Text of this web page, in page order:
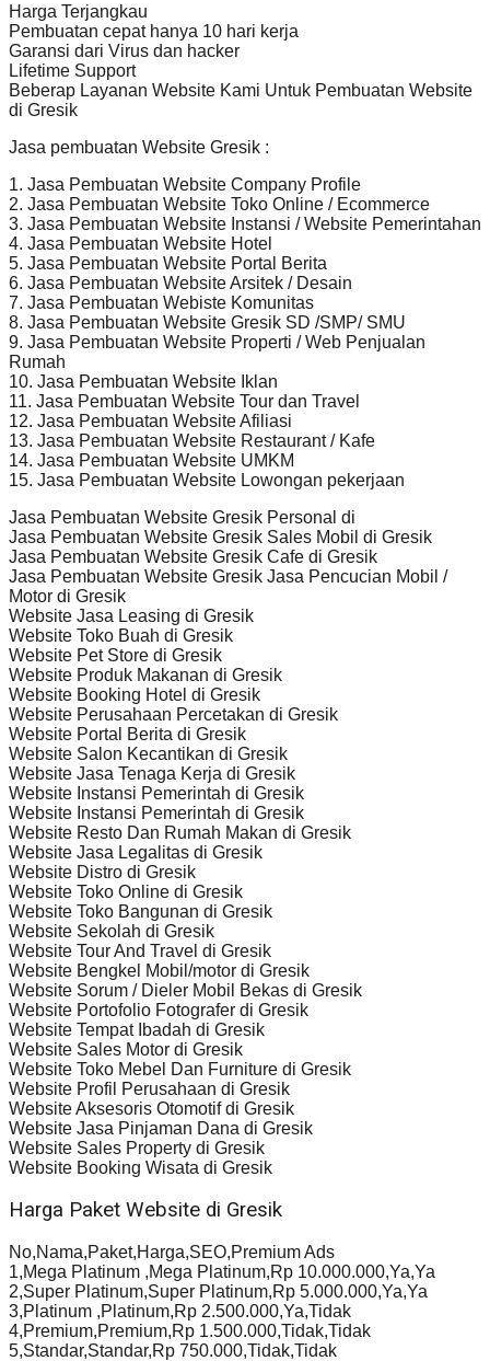
Harga Terjangkau
Pembuatan cepat hanya 10 hari kerja
Garansi dari Virus dan hacker
Lifetime Support
Beberap Layanan Website Kami Untuk Pembuatan Website
di Gresik
Jasa pembuatan Website Gresik :
1. Jasa Pembuatan Website Company Profile
2. Jasa Pembuatan Website Toko Online / Ecommerce
3. Jasa Pembuatan Website Instansi / Website Pemerintahan
4. Jasa Pembuatan Website Hotel
5. Jasa Pembuatan Website Portal Berita
6. Jasa Pembuatan Website Arsitek / Desain
7. Jasa Pembuatan Webiste Komunitas
8. Jasa Pembuatan Website Gresik SD /SMP/ SMU
9. Jasa Pembuatan Website Properti / Web Penjualan
Rumah
10. Jasa Pembuatan Website Iklan
11. Jasa Pembuatan Website Tour dan Travel
12. Jasa Pembuatan Website Afiliasi
13. Jasa Pembuatan Website Restaurant / Kafe
14. Jasa Pembuatan Website UMKM
15. Jasa Pembuatan Website Lowongan pekerjaan
Jasa Pembuatan Website Gresik Personal di
Jasa Pembuatan Website Gresik Sales Mobil di Gresik
Jasa Pembuatan Website Gresik Cafe di Gresik
Jasa Pembuatan Website Gresik Jasa Pencucian Mobil /
Motor di Gresik
Website Jasa Leasing di Gresik
Website Toko Buah di Gresik
Website Pet Store di Gresik
Website Produk Makanan di Gresik
Website Booking Hotel di Gresik
Website Perusahaan Percetakan di Gresik
Website Portal Berita di Gresik
Website Salon Kecantikan di Gresik
Website Jasa Tenaga Kerja di Gresik
Website Instansi Pemerintah di Gresik
Website Instansi Pemerintah di Gresik
Website Resto Dan Rumah Makan di Gresik
Website Jasa Legalitas di Gresik
Website Distro di Gresik
Website Toko Online di Gresik
Website Toko Bangunan di Gresik
Website Sekolah di Gresik
Website Tour And Travel di Gresik
Website Bengkel Mobil/motor di Gresik
Website Sorum / Dieler Mobil Bekas di Gresik
Website Portofolio Fotografer di Gresik
Website Tempat Ibadah di Gresik
Website Sales Motor di Gresik
Website Toko Mebel Dan Furniture di Gresik
Website Profil Perusahaan di Gresik
Website Aksesoris Otomotif di Gresik
Website Jasa Pinjaman Dana di Gresik
Website Sales Property di Gresik
Website Booking Wisata di Gresik
Harga Paket Website di Gresik
No,Nama,Paket,Harga,SEO,Premium Ads
1,Mega Platinum ,Mega Platinum,Rp 10.000.000,Ya,Ya
2,Super Platinum,Super Platinum,Rp 5.000.000,Ya,Ya
3,Platinum ,Platinum,Rp 2.500.000,Ya,Tidak
4,Premium,Premium,Rp 1.500.000,Tidak,Tidak
5,Standar,Standar,Rp 750.000,Tidak,Tidak